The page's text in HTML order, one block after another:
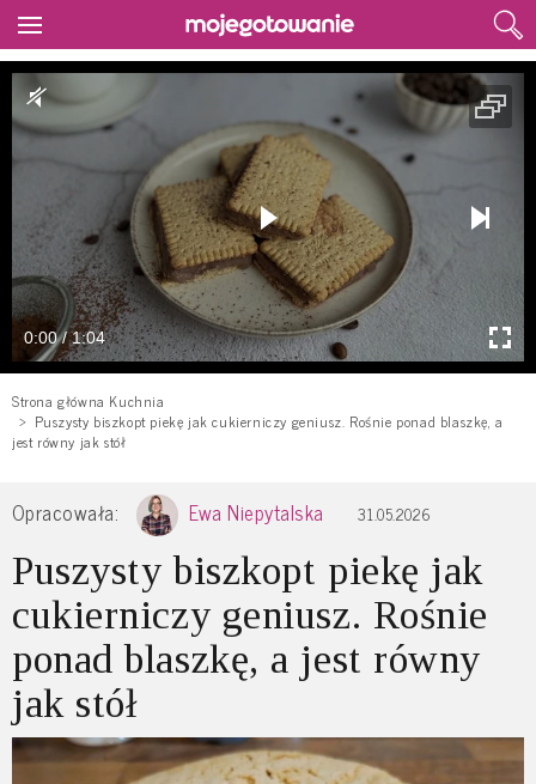
0:00 / 1:04
Strona główna Kuchnia
Puszysty biszkopt piekę jak cukierniczy geniusz. Rośnie ponad blaszkę, a
jest równy jak stół
Opracowała: Ewa Niepytalska 31.05.2026
Puszysty biszkopt piekę jak
cukierniczy geniusz. Rośnie
ponad blaszkę, a jest równy
jak stół